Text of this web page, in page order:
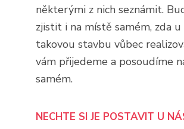
některými z nich seznámit.
zjistit i na místě samém, zda u
takovou stavbu vůbec
vám přijedeme a posoudíme
samém.
NECHTE SI JE POSTAVIT U